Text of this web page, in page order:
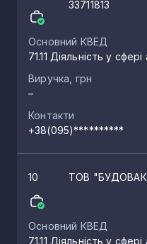
33711813
Основний КВЕД
71.11 Діяльність у
Виручка, грн
–
Контакти
+38(095)**********
10 ТОВ
Основний КВЕД
71.11 Діяльність у